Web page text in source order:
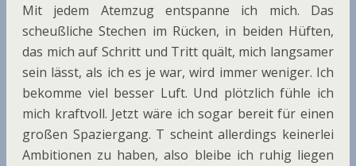
Mit jedem Atemzug entspanne ich mich. Das
scheußliche Stechen im Rücken, in beiden Hüften,
das mich auf Schritt und Tritt quält, mich langsamer
sein lässt, als ich es je war, wird immer weniger. Ich
bekomme viel besser Luft. Und plötzlich fühle ich
mich kraftvoll. Jetzt wäre ich sogar bereit für einen
großen Spaziergang. T scheint allerdings keinerlei
Ambitionen zu haben, also bleibe ich ruhig liegen